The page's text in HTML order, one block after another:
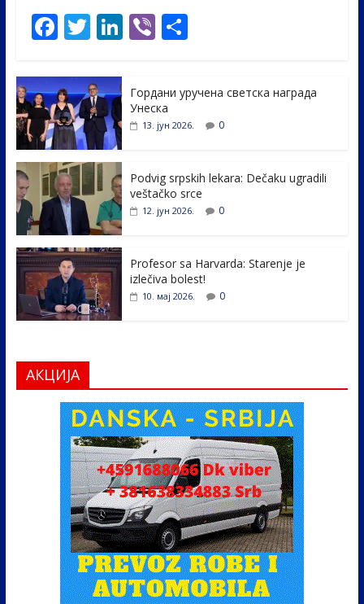
F
e
b
o
o
k
T
itt
er
Li
e
dI
Vi S
e
Гордани уручена светска награда
Унеска
13. јун 2026. 0
Podvig srpskih lekara: Dečaku ugradili
veštačko srce
12. јун 2026. 0
Profesor sa Harvarda: Starenje je
izlečiva bolest!
10. мај 2026. 0
АКЦИЈА